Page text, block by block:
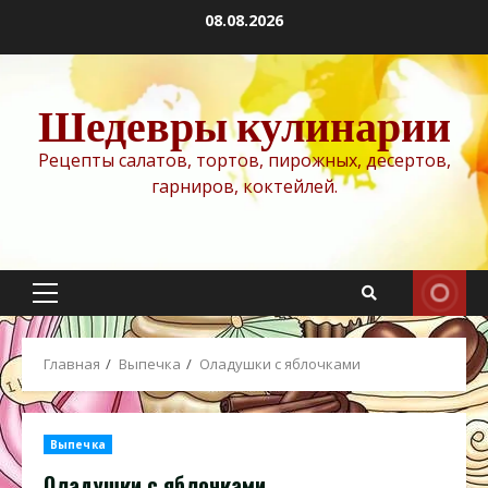
содержимому
08.08.2026
Шедевры кулинарии
Рецепты салатов, тортов, пирожных, десертов,
гарниров, коктейлей.
Основное
меню
Главная Выпечка Оладушки с яблочками
Выпечка